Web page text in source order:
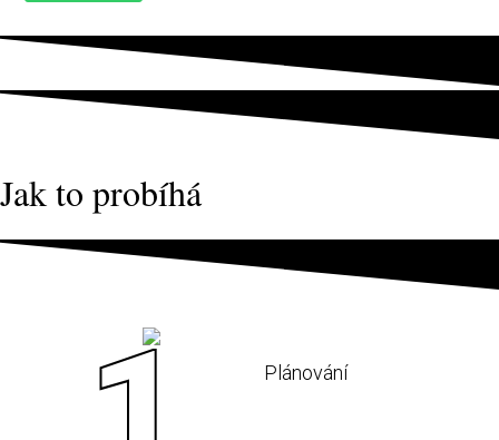
Jak to probíhá
Plánování